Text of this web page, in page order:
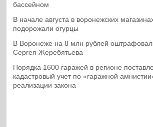
бассейном
В начале августа в воронежских
подорожали огурцы
В Воронеже на 8 млн рублей
Сергея Жеребятьева
Порядка 1600 гаражей в регионе
кадастровый учет по «гаражной
реализации закона